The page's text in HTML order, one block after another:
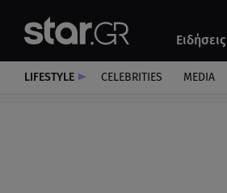
Ειδήσεις
Αυτοκίνητο
LIFESTYLE CELEBRITIES MEDIA